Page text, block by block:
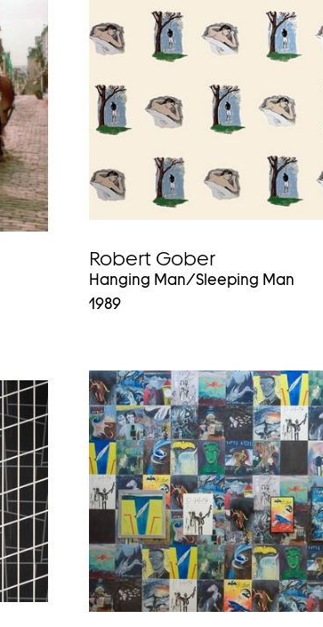
Endgeräten
mit
Touchscreen
können
Sie
mit
Zeigergesten
hoch-
bzw.
runterwischen.
Robert Gober
Hanging Man/Sleeping Man
1989